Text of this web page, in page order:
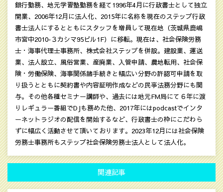
銀行勤務、地元学習塾勤務を経て1996年4月に行政書士として独立
開業、2006年12月に法人化、2015年に名称を現在のステップ行政
書士法人にするとともにスタッフを増員して現在地（茨城県鹿嶋
市宮中2010‐３カシマ95ビル1F）に移転。現在は、社会保険労務
士・海事代理士事務所、株式会社ステップを併設。建設業、運送
業、法人設立、風俗営業、産廃業、入管申請、農地転用、社会保
険・労働保険、海事関係諸手続きと幅広い分野の許認可申請を取
り扱うとともに契約書や内容証明作成などの民亊法務分野にも関
与。その他各種セミナー講師や、過去には地元FM局にて６年に渡
りレギュラー番組でDJも務めた他、2017年にはpodcastでインタ
ーネットラジオの配信を開始するなど、行政書士の枠にこだわら
ずに幅広く活動させて頂いております。2023年12月には社会保険
労務士事務所もステップ社会保険労務士法人として法人化。
関連記事